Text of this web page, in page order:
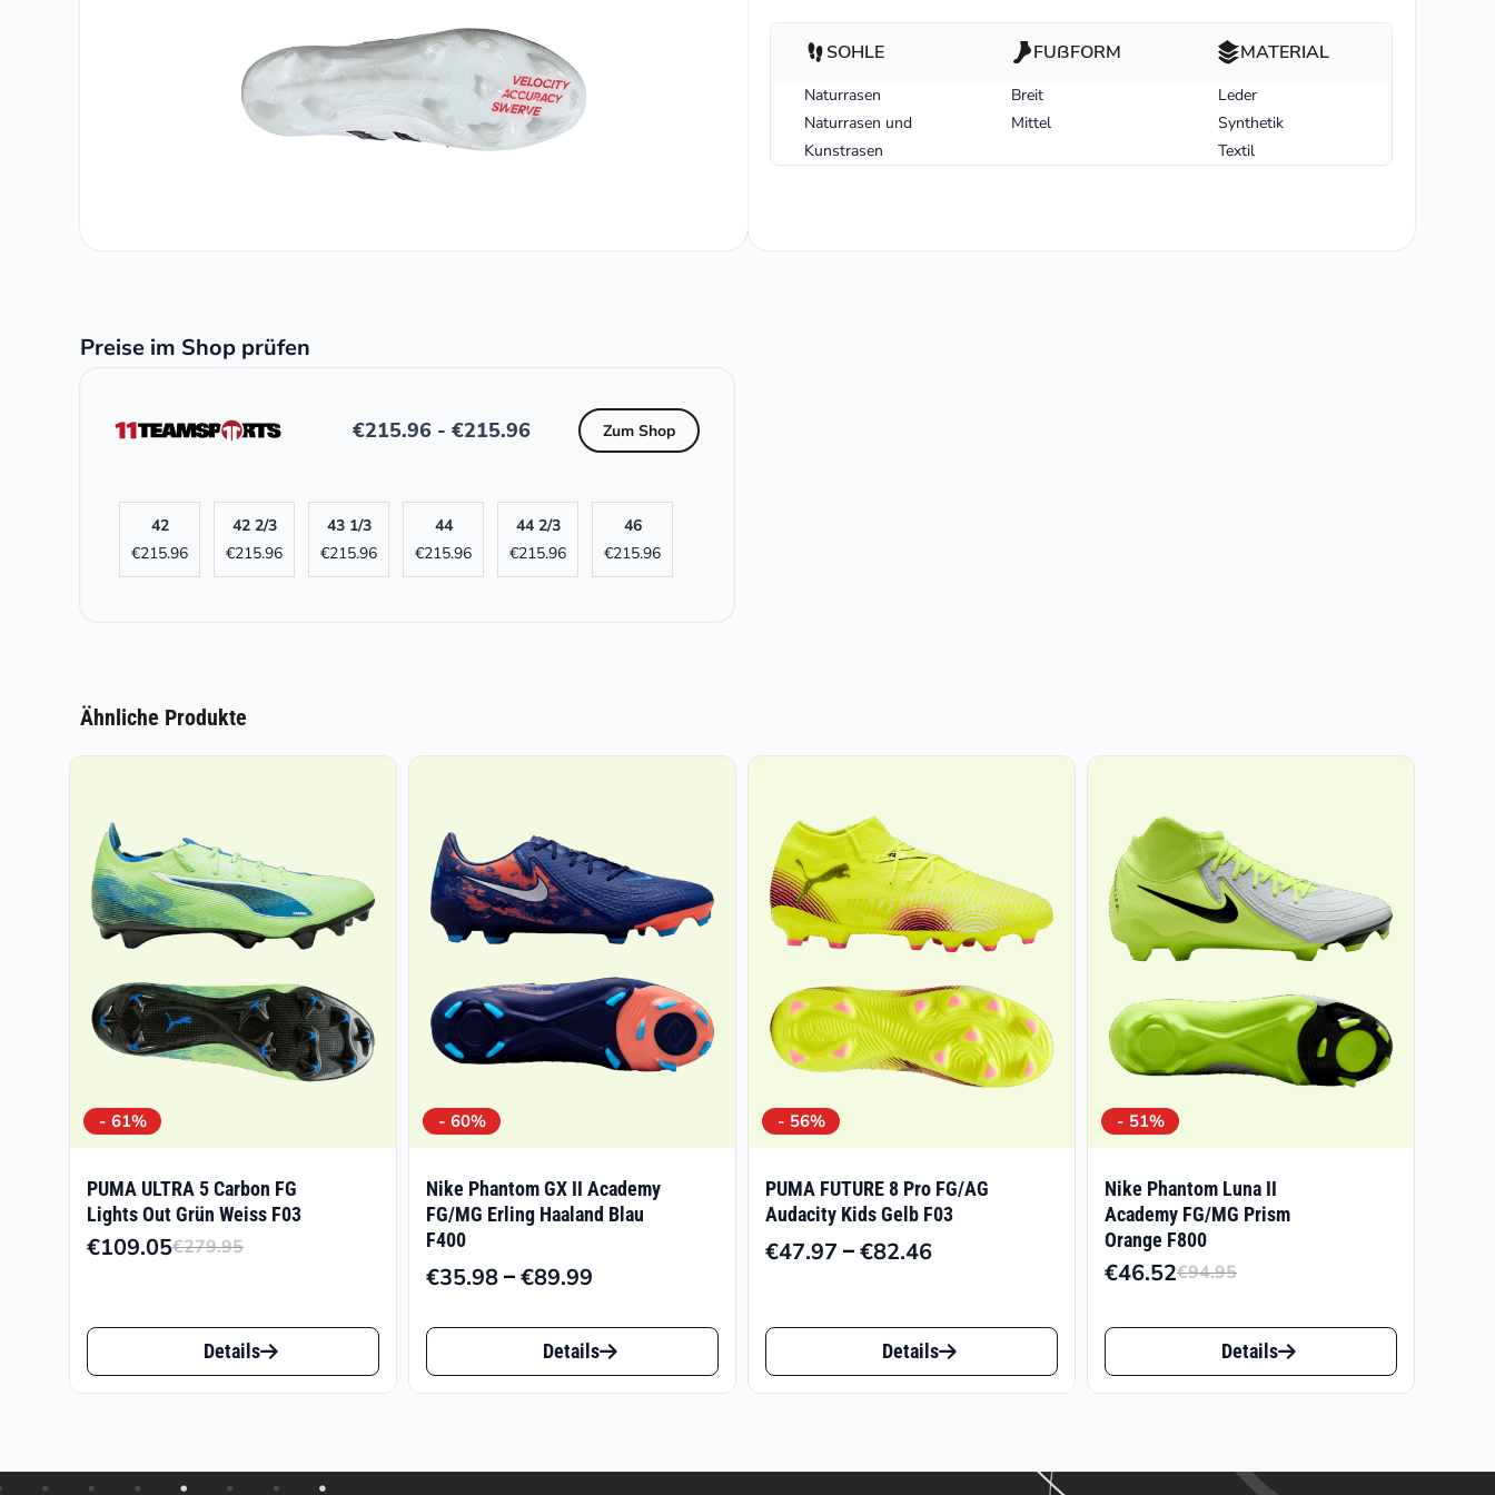
SOHLE
Naturrasen
Naturrasen und
Kunstrasen
FUßFORM
Breit
Mittel
MATERIAL
Leder
Synthetik
Textil
Preise im Shop prüfen
€215.96 - €215.96 Zum Shop
42
€215.96
42 2/3
€215.96
43 1/3
€215.96
44
€215.96
44 2/3
€215.96
46
€215.96
Ähnliche Produkte
- 61%
PUMA ULTRA 5 Carbon FG
Lights Out Grün Weiss F03
€279.95
war:
€279.95
€109.05
ist:
€109.05.
Dieses
Produkt
Varianten
Details
- 60%
Nike Phantom GX II Academy
FG/MG Erling Haaland Blau
F400
€35.98–€89.99Preisspanne:
bis
€89.99
Dieses
Produkt
Details
- 56%
PUMA FUTURE 8 Pro FG/AG
Audacity Kids Gelb F03
€47.97 –€82.46Preisspanne:
bis
€82.46
Dieses
Produkt
Details
- 51%
Nike Phantom Luna II
Academy FG/MG Prism
Orange F800
€94.95
war:
€94.95
€46.52
ist:
€46.52.
Dieses
Produkt
Details